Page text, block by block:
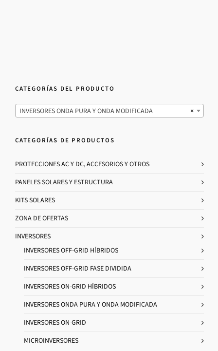
CATEGORÍAS DEL PRODUCTO
×
INVERSORES ONDA PURA Y ONDA MODIFICADA
CATEGORÍAS DE PRODUCTOS
PROTECCIONES AC Y DC, ACCESORIOS Y OTROS
PANELES SOLARES Y ESTRUCTURA
KITS SOLARES
ZONA DE OFERTAS
INVERSORES
INVERSORES OFF-GRID HÍBRIDOS
INVERSORES OFF-GRID FASE DIVIDIDA
INVERSORES ON-GRID HÍBRIDOS
INVERSORES ONDA PURA Y ONDA MODIFICADA
INVERSORES ON-GRID
MICROINVERSORES